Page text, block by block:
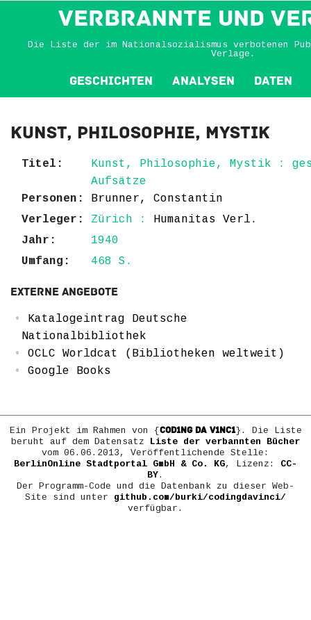
VERBRANNTE und
Die Liste der im Nationalsozialismus verbotenen
Verlage.
Geschichten Analysen Daten
Kunst, Philosophie, Mystik
Titel:
Kunst, Philosophie, Mystik :
Aufsätze
Personen:
Brunner, Constantin
Verleger:
Zürich : Humanitas Verl.
Jahr:
1940
Umfang:
468 S.
Externe Angebote
Katalogeintrag Deutsche
Nationalbibliothek
OCLC Worldcat (Bibliotheken weltweit)
Google Books
Ein Projekt im Rahmen von {COD1NG DA V1NC1}. Die Liste
beruht auf dem Datensatz Liste der verbannten Bücher
vom 06.06.2013, Veröffentlichende Stelle:
BerlinOnline Stadtportal GmbH & Co. KG, Lizenz: CC-
BY.
Der Programm-Code und die Datenbank zu dieser Web-
Site sind unter github.com/burki/codingdavinci/
verfügbar.